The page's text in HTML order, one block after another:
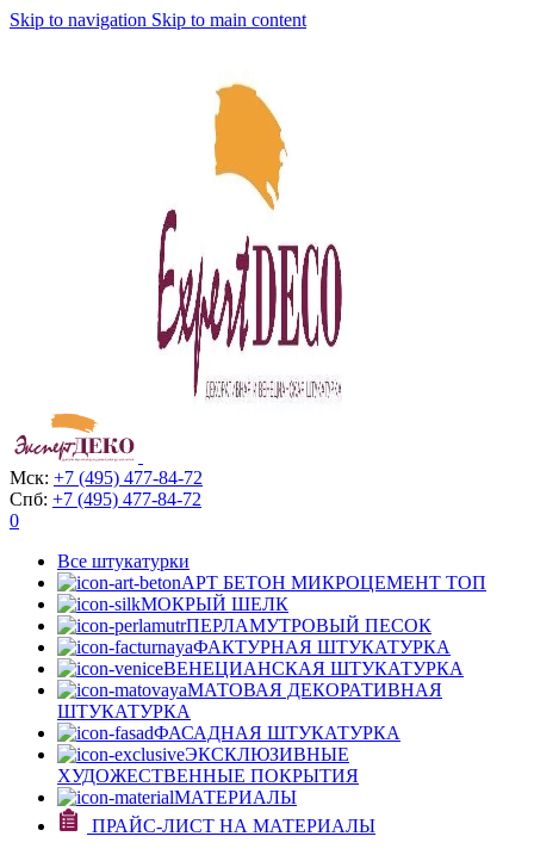
Skip to navigation Skip to main content
Мск: +7 (495) 477-84-72
Спб: +7 (495) 477-84-72
0
Все штукатурки
АРТ БЕТОН МИКРОЦЕМЕНТ ТОП
МОКРЫЙ ШЕЛК
ПЕРЛАМУТРОВЫЙ ПЕСОК
ФАКТУРНАЯ ШТУКАТУРКА
ВЕНЕЦИАНСКАЯ ШТУКАТУРКА
МАТОВАЯ ДЕКОРАТИВНАЯ
ШТУКАТУРКА
ФАСАДНАЯ ШТУКАТУРКА
ЭКСКЛЮЗИВНЫЕ
ХУДОЖЕСТВЕННЫЕ ПОКРЫТИЯ
МАТЕРИАЛЫ
ПРАЙС-ЛИСТ НА МАТЕРИАЛЫ